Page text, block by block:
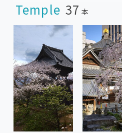
Temple 37 本